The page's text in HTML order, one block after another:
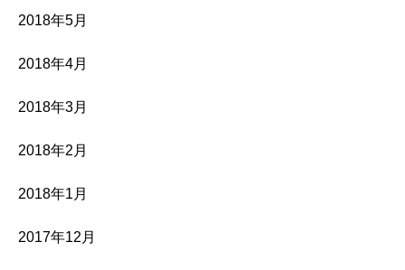
2018年5月
2018年4月
2018年3月
2018年2月
2018年1月
2017年12月